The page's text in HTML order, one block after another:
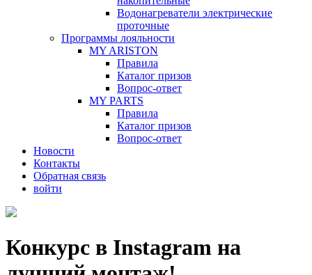
Водонагреватели электрические
проточные
Программы лояльности
MY ARISTON
Правила
Каталог призов
Вопрос-ответ
MY PARTS
Правила
Каталог призов
Вопрос-ответ
Новости
Контакты
Обратная связь
войти
Конкурс в Instagram на